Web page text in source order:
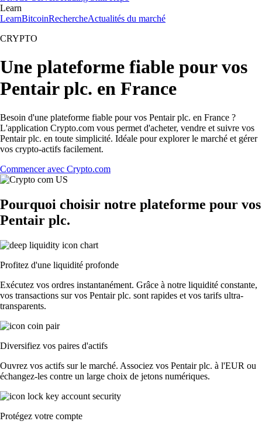
Learn
LearnBitcoinRechercheActualités du marché
CRYPTO
Une plateforme fiable pour vos
Pentair plc. en France
Besoin d'une plateforme fiable pour vos Pentair plc. en France ?
L'application Crypto.com vous permet d'acheter, vendre et suivre vos
Pentair plc. en toute simplicité. Idéale pour explorer le marché et gérer
vos crypto-actifs facilement.
Commencer avec Crypto.com
Pourquoi choisir notre plateforme pour vos
Pentair plc.
Profitez d'une liquidité profonde
Exécutez vos ordres instantanément. Grâce à notre liquidité constante,
vos transactions sur vos Pentair plc. sont rapides et vos tarifs ultra-
transparents.
Diversifiez vos paires d'actifs
Ouvrez vos actifs sur le marché. Associez vos Pentair plc. à l'EUR ou
échangez-les contre un large choix de jetons numériques.
Protégez votre compte